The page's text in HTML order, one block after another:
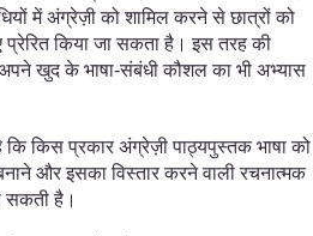
में अंग्रेज़ी को शामिल करने से छात्रों को
किया जा सकता है। इस तरह की
खुद के भाषा-संबंधी कौशल का भी अभ्यास
कि किस प्रकार अंग्रेज़ी पाठ्यपुस्तक भाषा को
और इसका विस्तार करने वाली रचनात्मक
सकती है।